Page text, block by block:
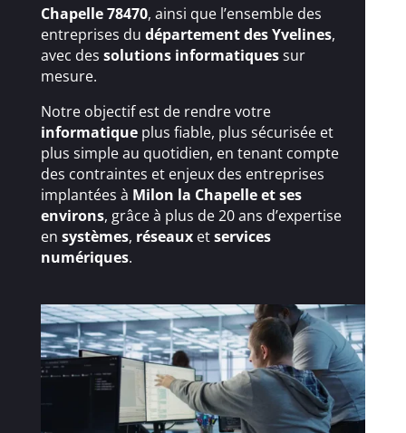
Chapelle 78470, ainsi que l’ensemble des
entreprises du département des Yvelines,
avec des solutions informatiquessur
mesure.
Notre objectif est de rendre votre
informatiqueplus fiable, plus sécurisée et
plus simple au quotidien, en tenant compte
des contraintes et enjeux des entreprises
implantées à Milon la Chapelle et ses
environs, grâce à plus de 20 ans d’expertise
en systèmes, réseauxetservices
numériques.